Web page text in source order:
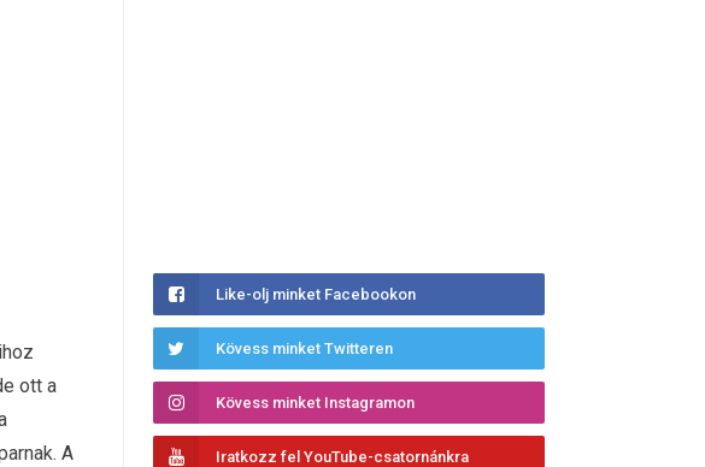
ott a
A
Like-olj minket Facebookon
Kövess minket Twitteren
Kövess minket Instagramon
Iratkozz fel YouTube-csatornánkra